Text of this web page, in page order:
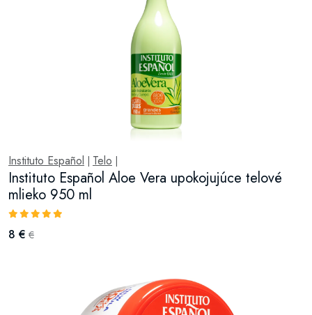
Instituto Español Telo
Instituto Español Aloe Vera upokojujúce telové
mlieko 950 ml
8 € €